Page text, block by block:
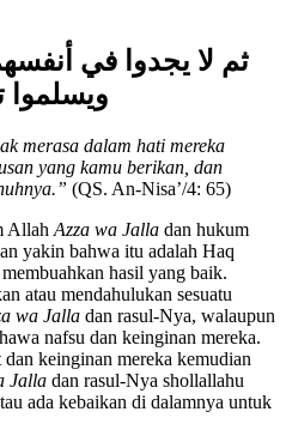
ثم لا يجدوا في
ويسلموا
merasa dalam hati mereka
yang kamu berikan, dan
AllahAzza wa Jalladan hukum
yakin bahwa itu adalah Haq
hasil yang baik.
atau mendahulukan sesuatu
wa Jalladan rasul-Nya, walaupun
nafsu dan keinginan mereka.
keinginan mereka kemudian
Jalladan rasul-Nya shollallahu
ada kebaikan di dalamnya untuk